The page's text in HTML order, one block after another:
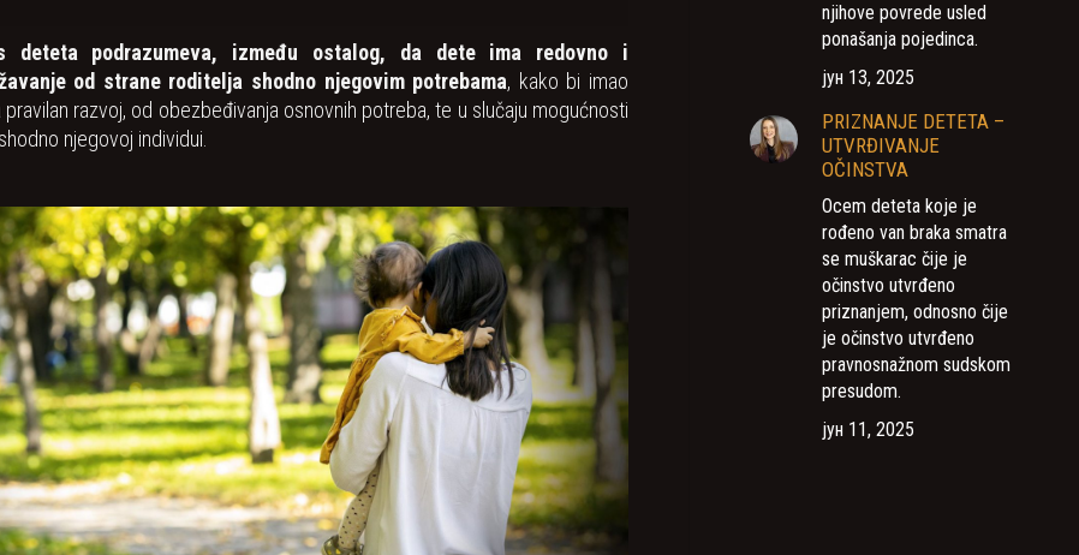
deteta podrazumeva, između ostalog, da dete ima redovno i
od strane roditelja shodno njegovim potrebama, kako bi imao
razvoj, od obezbeđivanja osnovnih potreba, te u slučaju mogućnosti
njegovoj individui.
njihove povrede usled
ponašanja pojedinca.
јун 13, 2025
PRIZNANJE DETETA –
UTVRĐIVANJE
OČINSTVA
Ocem deteta koje je
rođeno van braka smatra
se muškarac čije je
očinstvo utvrđeno
priznanjem, odnosno čije
je očinstvo utvrđeno
pravnosnažnom sudskom
presudom.
јун 11, 2025